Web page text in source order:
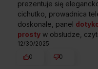
Kupując w
prezentuje się
cichutko, prowadnica
doskonale, panel
prosty w obsłudze,
12/30/2025
0
0